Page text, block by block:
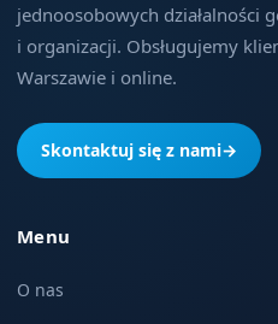
jednoosobowych działalności
i organizacji. Obsługujemy
Warszawie i online.
Skontaktuj się z nami→
Menu
O nas